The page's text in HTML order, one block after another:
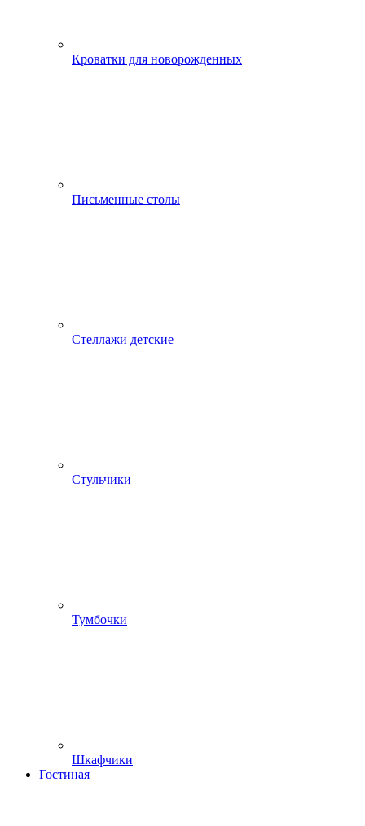
Кроватки для новорожденных
Письменные столы
Стеллажи детские
Стульчики
Тумбочки
Шкафчики
Гостиная